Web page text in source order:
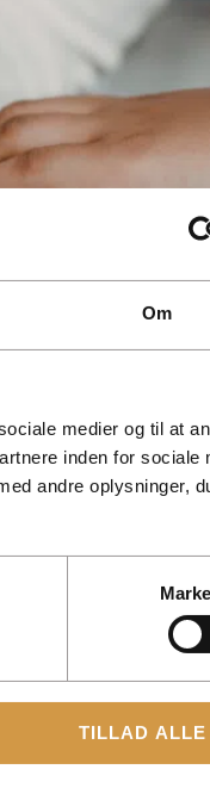
Om
medier og til at
inden for sociale
andre oplysninger,
TILLAD ALLE
Få overblik